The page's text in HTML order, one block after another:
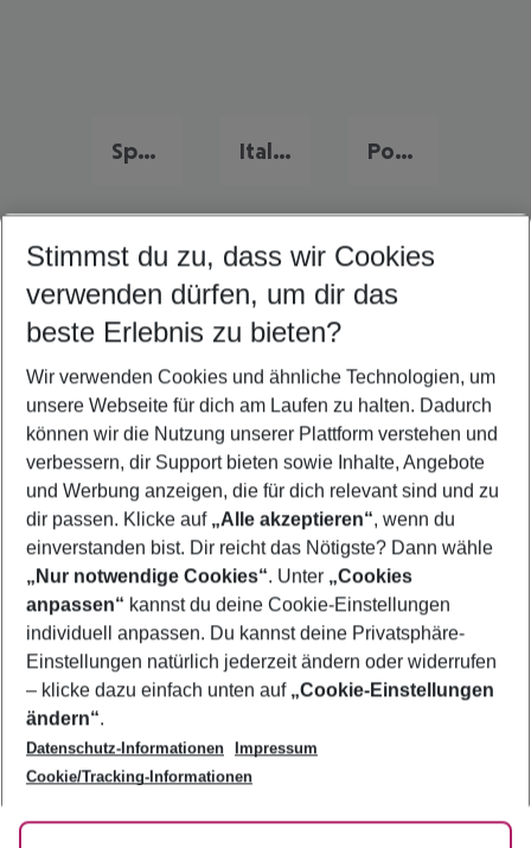
Spanien Frühbucher Angebote Italien Flug & Hotel Portugal Flug & Hotel
Quicklinks
Last Minute Côte d'Azur & Provence
Urlaub Côte d'Azur & Provence
Flug & Hotel Côte d'Azur & Provence
Pauschalreisen Côte d'Azur & Provence
Familienurlaub Côte d'Azur & Provence
Footer
Footer navigation
Über uns
AGB
Bestpreisgarantie
Cookie-Einstellungen ändern
Cookie-Richtlinie
Agenturbetreuung
Barrierefreies Reisen
Folge uns
Stimmst du zu, dass wir Cookies
verwenden dürfen, um dir das
beste Erlebnis zu bieten?
Wir verwenden Cookies und ähnliche Technologien, um
unsere Webseite für dich am Laufen zu halten. Dadurch
können wir die Nutzung unserer Plattform verstehen und
verbessern, dir Support bieten sowie Inhalte, Angebote
und Werbung anzeigen, die für dich relevant sind und zu
dir passen. Klicke auf „Alle akzeptieren“, wenn du
einverstanden bist. Dir reicht das Nötigste? Dann wähle
„Nur notwendige Cookies“. Unter „Cookies
anpassen“ kannst du deine Cookie-Einstellungen
individuell anpassen. Du kannst deine Privatsphäre-
Einstellungen natürlich jederzeit ändern oder widerrufen
– klicke dazu einfach unten auf „Cookie-Einstellungen
ändern“.
Datenschutz-Informationen
Impressum
Cookie/Tracking-Informationen